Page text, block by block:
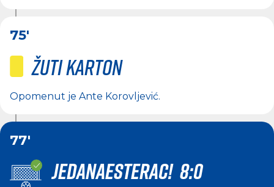
75'
Žuti karton
Opomenut je Ante Korovljević.
77'
JEDANAESTERAC! 8:0